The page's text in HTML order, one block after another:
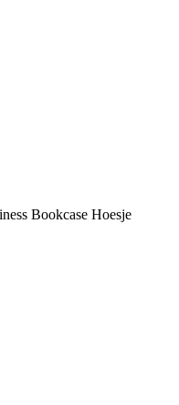
Bookcase Hoesje